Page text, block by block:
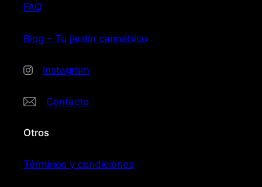
FAQ
Blog – Tu jardín cannábico
Instagram
Contacto
Otros
Términos y condiciones